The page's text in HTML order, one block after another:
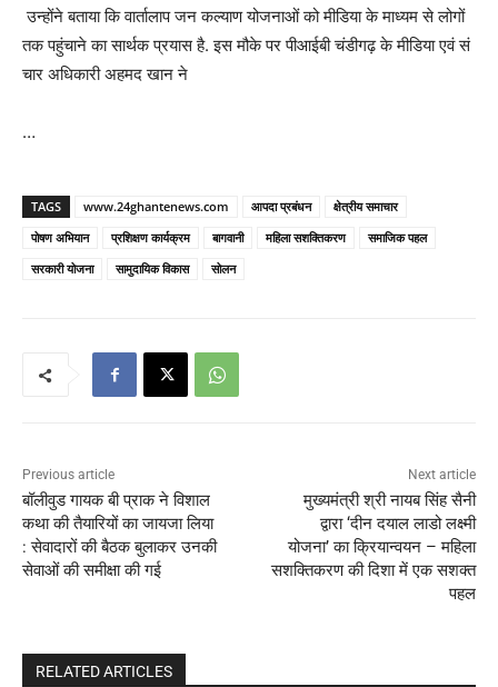
उन्होंने बताया कि वार्तालाप जन कल्याण योजनाओं को मीडिया के माध्यम से लोगों
तक पहुंचाने का सार्थक प्रयास है. इस मौके पर पीआईबी चंडीगढ़ के मीडिया एवं सं
चार अधिकारी अहमद खान ने
…
TAGS www.24ghantenews.com आपदा प्रबंधन
क्षेत्रीय समाचार
पोषण अभियान
प्रशिक्षण कार्यक्रम बागवानी महिला सशक्तिकरण
समाजिक पहल
सरकारी योजना
सामुदायिक विकास सोलन
Previous article
बॉलीवुड गायक बी प्राक ने विशाल
कथा की तैयारियों का जायजा लिया
: सेवादारों की बैठक बुलाकर उनकी
सेवाओं की समीक्षा की गई
Next article
मुख्यमंत्री श्री नायब सिंह सैनी
द्वारा ‘दीन दयाल लाडो लक्ष्मी
योजना’ का क्रियान्वयन – महिला
सशक्तिकरण की दिशा में एक सशक्त
पहल
RELATED ARTICLES